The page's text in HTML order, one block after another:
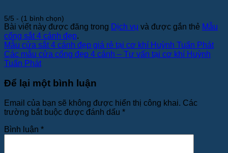
5/5 - (1 bình chọn)
Bài viết này được đăng trong Dịch vụ và được gắn thẻ Mẫu
cổng sắt 4 cánh đẹp.
Mẫu cửa sắt 4 cánh đẹp giá rẻ tại cơ khí Huỳnh Tuấn Phát
Các mẫu cửa cổng đẹp 4 cánh – Tư vấn tại cơ khí Huỳnh
Tuấn Phát
Để lại một bình luận
Email của bạn sẽ không được hiển thị công khai. Các
trường bắt buộc được đánh dấu *
Bình luận *